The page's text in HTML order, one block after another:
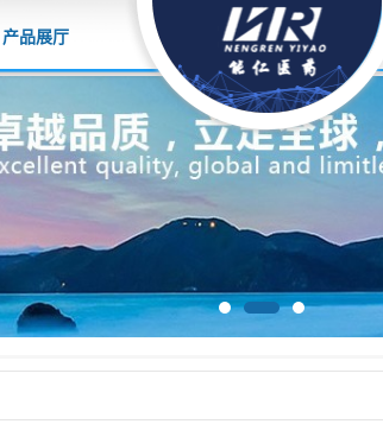
产品展厅